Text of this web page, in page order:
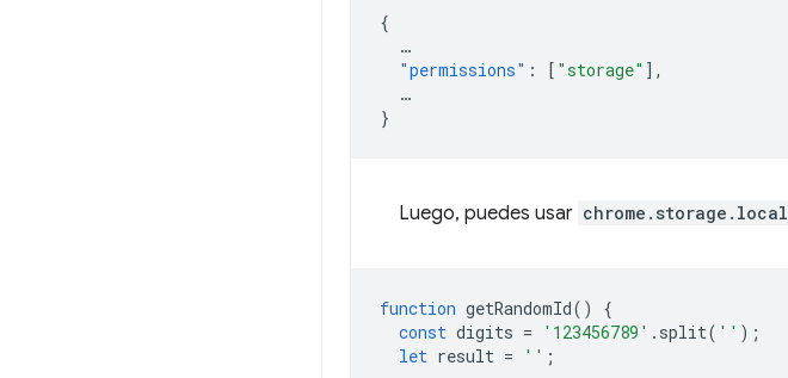
{
…
"permissions" : [ "storage" ],
…
}
Luego, puedes usar chrome.storage.local
function getRandomId()
{
const digits = '123456789' . split( '' );
let result = '' ;